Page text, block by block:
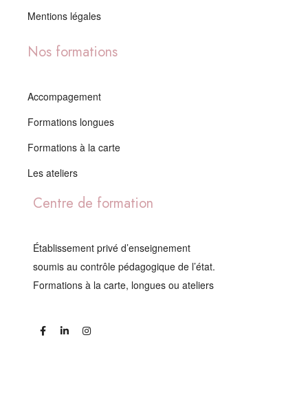
Mentions légales
Nos formations
Accompagement
Formations longues
Formations à la carte
Les ateliers
Centre de formation
Établissement privé d’enseignement
soumis au contrôle pédagogique de l’état.
Formations à la carte, longues ou ateliers